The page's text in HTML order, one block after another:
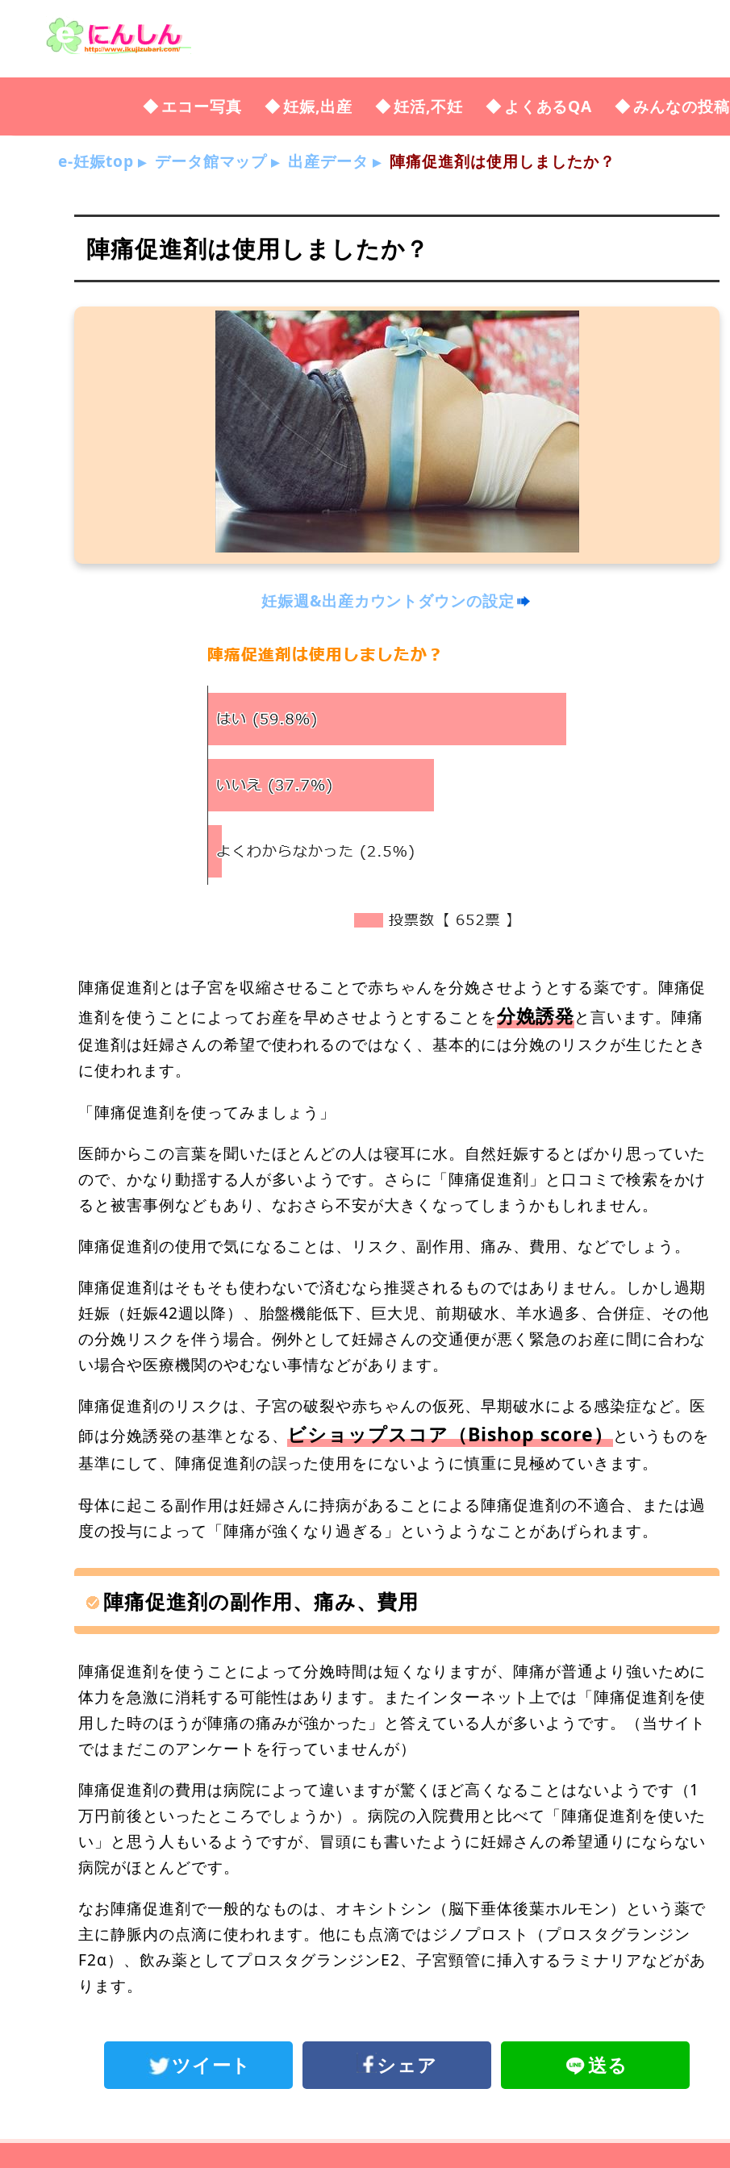
エコー写真 妊娠,出産 妊活,不妊 よくあるQA みんなの投稿
e-妊娠top データ館マップ 出産データ 陣痛促進剤は使用しましたか？
陣痛促進剤は使用しましたか？
妊娠週&出産カウントダウンの設定
陣痛促進剤とは子宮を収縮させることで赤ちゃんを分娩させようとする薬です。陣痛促
進剤を使うことによってお産を早めさせようとすることを分娩誘発と言います。陣痛
促進剤は妊婦さんの希望で使われるのではなく、基本的には分娩のリスクが生じたとき
に使われます。
「陣痛促進剤を使ってみましょう」
医師からこの言葉を聞いたほとんどの人は寝耳に水。自然妊娠するとばかり思っていた
ので、かなり動揺する人が多いようです。さらに「陣痛促進剤」と口コミで検索をかけ
ると被害事例などもあり、なおさら不安が大きくなってしまうかもしれません。
陣痛促進剤の使用で気になることは、リスク、副作用、痛み、費用、などでしょう。
陣痛促進剤はそもそも使わないで済むなら推奨されるものではありません。しかし過期
妊娠（妊娠42週以降）、胎盤機能低下、巨大児、前期破水、羊水過多、合併症、その他
の分娩リスクを伴う場合。例外として妊婦さんの交通便が悪く緊急のお産に間に合わな
い場合や医療機関のやむない事情などがあります。
陣痛促進剤のリスクは、子宮の破裂や赤ちゃんの仮死、早期破水による感染症など。医
師は分娩誘発の基準となる、ビショップスコア（Bishop score）というものを
基準にして、陣痛促進剤の誤った使用をにないように慎重に見極めていきます。
母体に起こる副作用は妊婦さんに持病があることによる陣痛促進剤の不適合、または過
度の投与によって「陣痛が強くなり過ぎる」というようなことがあげられます。
陣痛促進剤の副作用、痛み、費用
陣痛促進剤を使うことによって分娩時間は短くなりますが、陣痛が普通より強いために
体力を急激に消耗する可能性はあります。またインターネット上では「陣痛促進剤を使
用した時のほうが陣痛の痛みが強かった」と答えている人が多いようです。（当サイト
ではまだこのアンケートを行っていませんが）
陣痛促進剤の費用は病院によって違いますが驚くほど高くなることはないようです（1
万円前後といったところでしょうか）。病院の入院費用と比べて「陣痛促進剤を使いた
い」と思う人もいるようですが、冒頭にも書いたように妊婦さんの希望通りにならない
病院がほとんどです。
なお陣痛促進剤で一般的なものは、オキシトシン（脳下垂体後葉ホルモン）という薬で
主に静脈内の点滴に使われます。他にも点滴ではジノプロスト（プロスタグランジン
F2α）、飲み薬としてプロスタグランジンE2、子宮頸管に挿入するラミナリアなどがあ
ります。